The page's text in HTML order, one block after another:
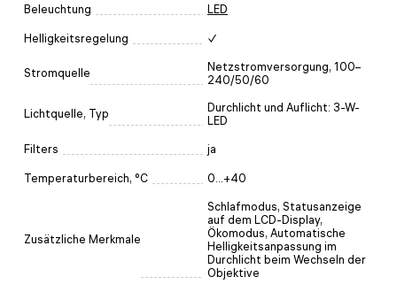
Beleuchtung LED
Helligkeitsregelung ✓
Stromquelle
Netzstromversorgung, 100–
240/50/60
Lichtquelle, Typ
Durchlicht und Auflicht: 3-W-
LED
Filters ja
Temperaturbereich, °C 0...+40
Zusätzliche Merkmale
Schlafmodus, Statusanzeige
auf dem LCD-Display,
Ökomodus, Automatische
Helligkeitsanpassung im
Durchlicht beim Wechseln der
Objektive